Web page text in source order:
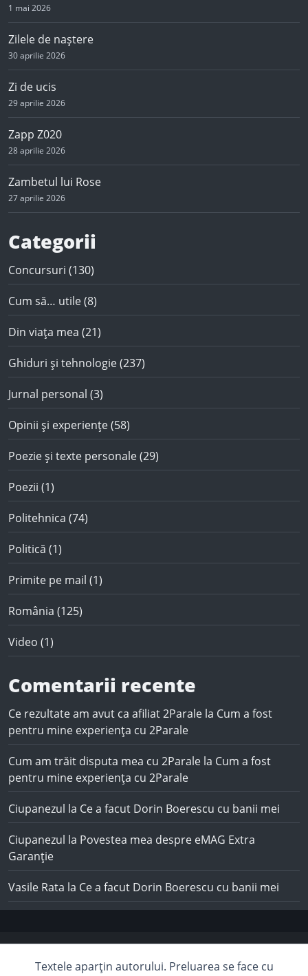
1 mai 2026
Zilele de naștere
30 aprilie 2026
Zi de ucis
29 aprilie 2026
Zapp Z020
28 aprilie 2026
Zambetul lui Rose
27 aprilie 2026
Categorii
Concursuri (130)
Cum să… utile(8)
Din viața mea (21)
Ghiduri și tehnologie(237)
Jurnal personal (3)
Opinii și experiențe(58)
Poezie și texte personale(29)
Poezii (1)
Politehnica (74)
Politică (1)
Primite pe mail (1)
România (125)
Video (1)
Comentarii recente
Ce rezultate am avut ca afiliat 2Parale la Cum a fost
pentru mine experiența cu 2Parale
Cum am trăit disputa mea cu 2Parale la Cum a fost
pentru mine experiența cu 2Parale
Ciupanezul la Ce a facut Dorin Boerescu cu banii mei
Ciupanezul la Povestea mea despre eMAG Extra
Garanție
Vasile Rata la Ce a facut Dorin Boerescu cu banii mei
Textele aparțin autorului. Preluarea se face cu